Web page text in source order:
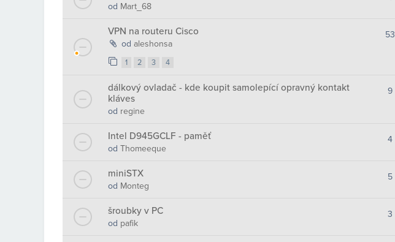
od Mart_68
VPN na routeru Cisco
od aleshonsa
1 2 3 4
53
dálkový ovladač - kde koupit samolepící opravný kontakt
kláves
od regine
9
Intel D945GCLF - paměť
od Thomeeque
4
miniSTX
od Monteg
5
šroubky v PC
od pafik
3